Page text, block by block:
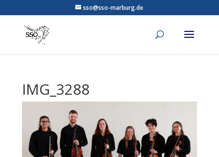
sso@sso-marburg.de
IMG_3288